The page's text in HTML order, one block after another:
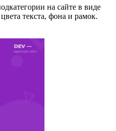
на сайте в виде
текста, фона и рамок.